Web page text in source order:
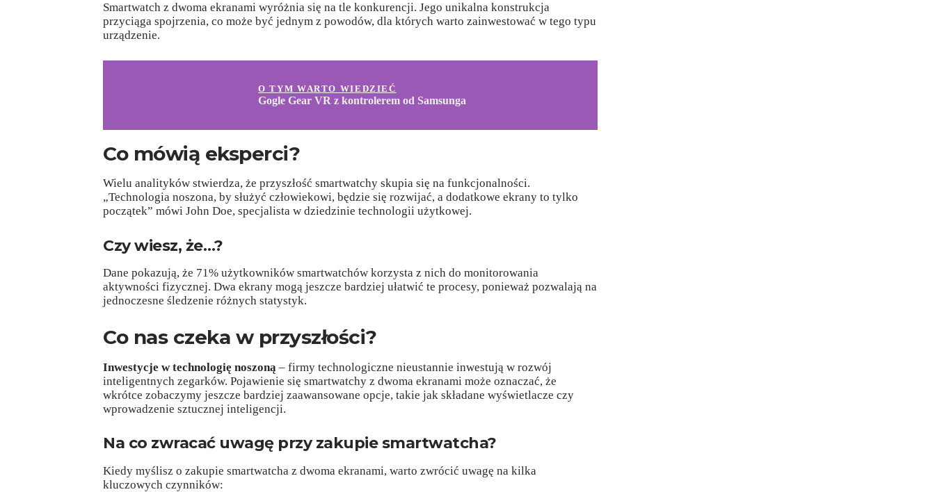
Smartwatch z dwoma ekranami wyróżnia się na tle konkurencji. Jego unikalna konstrukcja
przyciąga spojrzenia, co może być jednym z powodów, dla których warto zainwestować w tego typu
urządzenie.
O TYM WARTO WIEDZIEĆ
Gogle Gear VR z kontrolerem od Samsunga
Co mówią eksperci?
Wielu analityków stwierdza, że przyszłość smartwatchy skupia się na funkcjonalności.
„Technologia noszona, by służyć człowiekowi, będzie się rozwijać, a dodatkowe ekrany to tylko
początek” mówi John Doe, specjalista w dziedzinie technologii użytkowej.
Czy wiesz, że…?
Dane pokazują, że 71% użytkowników smartwatchów korzysta z nich do monitorowania
aktywności fizycznej. Dwa ekrany mogą jeszcze bardziej ułatwić te procesy, ponieważ pozwalają na
jednoczesne śledzenie różnych statystyk.
Co nas czeka w przyszłości?
Inwestycje w technologię noszoną – firmy technologiczne nieustannie inwestują w rozwój
inteligentnych zegarków. Pojawienie się smartwatchy z dwoma ekranami może oznaczać, że
wkrótce zobaczymy jeszcze bardziej zaawansowane opcje, takie jak składane wyświetlacze czy
wprowadzenie sztucznej inteligencji.
Na co zwracać uwagę przy zakupie smartwatcha?
Kiedy myślisz o zakupie smartwatcha z dwoma ekranami, warto zwrócić uwagę na kilka
kluczowych czynników: